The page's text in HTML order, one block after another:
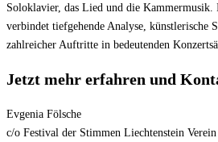
Soloklavier, das Lied und die Kammermusik.
verbindet tiefgehende Analyse, künstlerische
zahlreicher Auftritte in bedeutenden
Jetzt mehr erfahren und
Evgenia Fölsche
c/o Festival der Stimmen Liechtenstein Verein